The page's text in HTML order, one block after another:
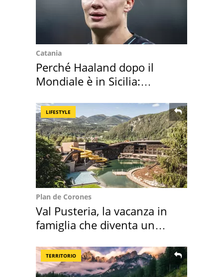
Catania
Perché Haaland dopo il
Mondiale è in Sicilia:
LIFESTYLE
Plan de Corones
Val Pusteria, la vacanza in
famiglia che diventa un
TERRITORIO